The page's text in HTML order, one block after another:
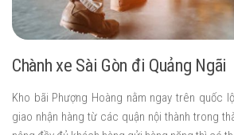
Chành xe Sài Gòn đi Quảng Ngãi
Kho bãi Phượng Hoàng nằm ngay trên quốc
giao nhận hàng từ các quận nội thành trong